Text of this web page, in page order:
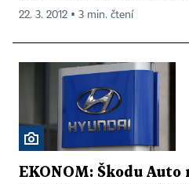
22. 3. 2012 ▪ 3 min. čtení
EKONOM: Škodu Auto